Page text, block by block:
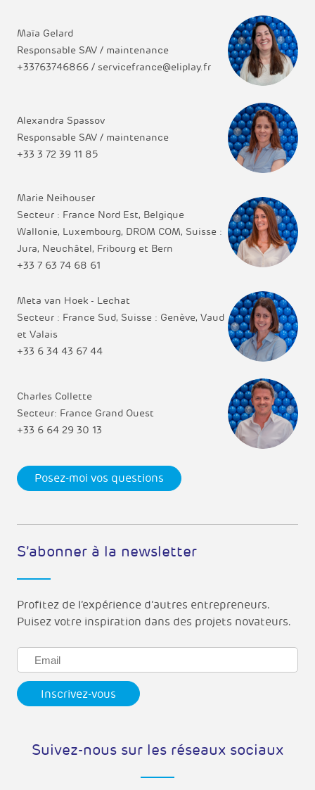
Maïa Gelard
Responsable SAV / maintenance
+33763746866 / servicefrance@eliplay.fr
Alexandra Spassov
Responsable SAV / maintenance
+33 3 72 39 11 85
Marie Neihouser
Secteur : France Nord Est, Belgique
Wallonie, Luxembourg, DROM COM, Suisse :
Jura, Neuchâtel, Fribourg et Bern
+33 7 63 74 68 61
Meta van Hoek - Lechat
Secteur : France Sud, Suisse : Genève, Vaud
et Valais
+33 6 34 43 67 44
Charles Collette
Secteur: France Grand Ouest
+33 6 64 29 30 13
Posez-moi vos questions
S’abonner à la newsletter
Profitez de l’expérience d’autres entrepreneurs.
Puisez votre inspiration dans des projets novateurs.
Suivez-nous sur les réseaux sociaux